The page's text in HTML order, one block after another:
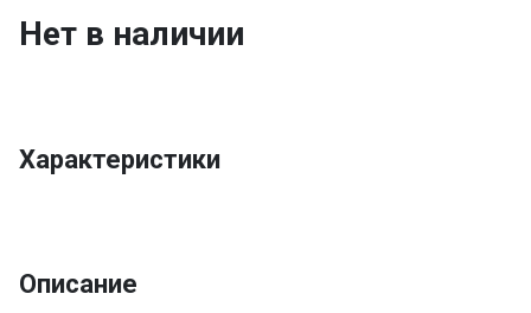
Нет в наличии
Характеристики
Описание